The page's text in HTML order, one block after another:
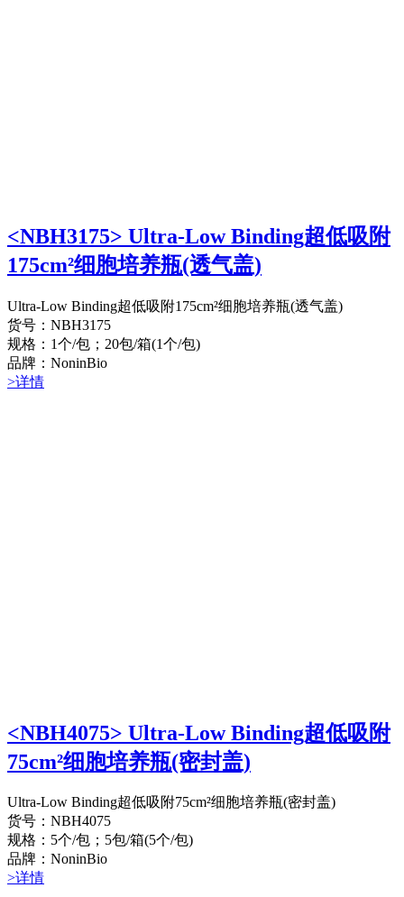
<NBH3175> Ultra-Low Binding超低吸附
175cm²细胞培养瓶(透气盖)
Ultra-Low Binding超低吸附175cm²细胞培养瓶(透气盖)
货号：NBH3175
规格：1个/包；20包/箱(1个/包)
品牌：NoninBio
>详情
<NBH4075> Ultra-Low Binding超低吸附
75cm²细胞培养瓶(密封盖)
Ultra-Low Binding超低吸附75cm²细胞培养瓶(密封盖)
货号：NBH4075
规格：5个/包；5包/箱(5个/包)
品牌：NoninBio
>详情